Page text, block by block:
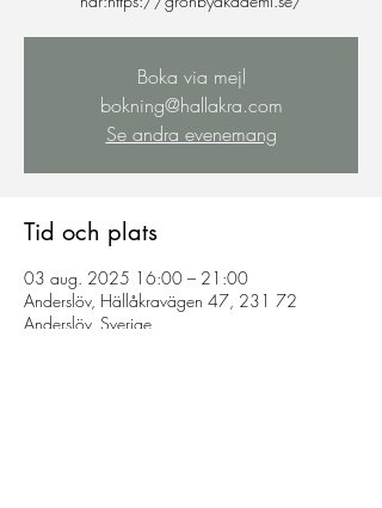
Boka via mejl
bokning@hallakra.com
Se andra evenemang
Tid och plats
03 aug. 2025 16:00 – 21:00
Anderslöv, Hällåkravägen 47, 231 72
Anderslöv, Sverige